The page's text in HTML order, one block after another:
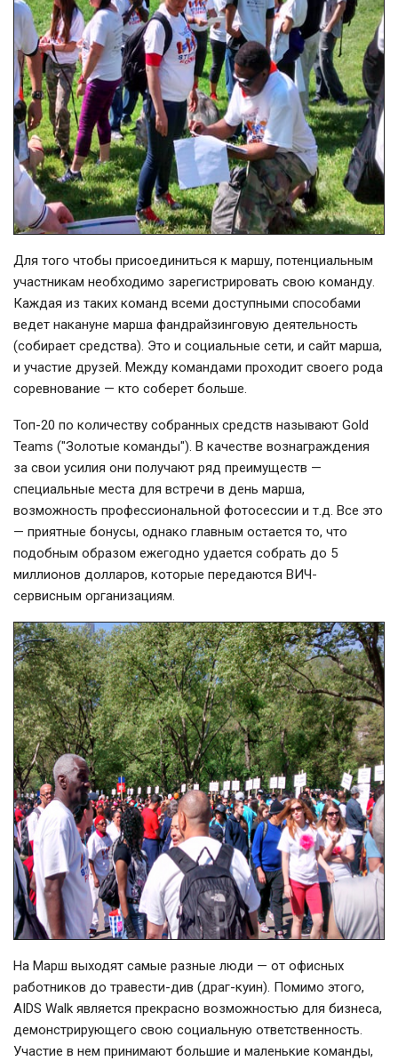
Для того чтобы присоединиться к маршу, потенциальным
участникам необходимо зарегистрировать свою команду.
Каждая из таких команд всеми доступными способами
ведет накануне марша фандрайзинговую деятельность
(собирает средства). Это и социальные сети, и сайт марша,
и участие друзей. Между командами проходит своего рода
соревнование — кто соберет больше.
Топ-20 по количеству собранных средств называют Gold
Teams ("Золотые команды"). В качестве вознаграждения
за свои усилия они получают ряд преимуществ —
специальные места для встречи в день марша,
возможность профессиональной фотосессии и т.д. Все это
— приятные бонусы, однако главным остается то, что
подобным образом ежегодно удается собрать до 5
миллионов долларов, которые передаются ВИЧ-
сервисным организациям.
На Марш выходят самые разные люди — от офисных
работников до травести-див (драг-куин). Помимо этого,
AIDS Walk является прекрасно возможностью для бизнеса,
демонстрирующего свою социальную ответственность.
Участие в нем принимают большие и маленькие команды,